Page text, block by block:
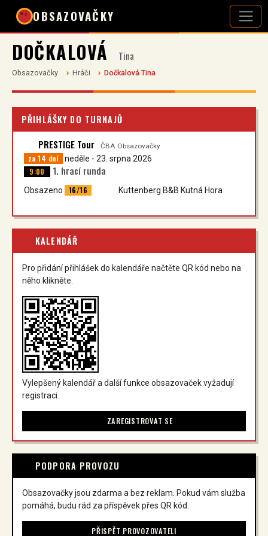
OBSAZOVAČKY
DOČKALOVÁ Tina
Obsazovačky Hráči Dočkalová Tina
PŘIHLÁŠKY DO TURNAJŮ
PRESTIGE Tour ČBA Obsazovačky
za 14 dní neděle - 23. srpna 2026
9:00 1. hrací runda
Obsazeno 16/16 Kuttenberg B&B Kutná Hora
KALENDÁŘ
Pro přidání přihlášek do kalendáře načtěte QR kód nebo na
něho klikněte.
Vylepšený kalendář a další funkce obsazovaček vyžadují
registraci.
ZAREGISTROVAT SE
PODPORA PROVOZU
Obsazovačky jsou zdarma a bez reklam. Pokud vám služba
pomáhá, budu rád za příspěvek přes QR kód.
PŘISPĚT PROVOZOVATELI